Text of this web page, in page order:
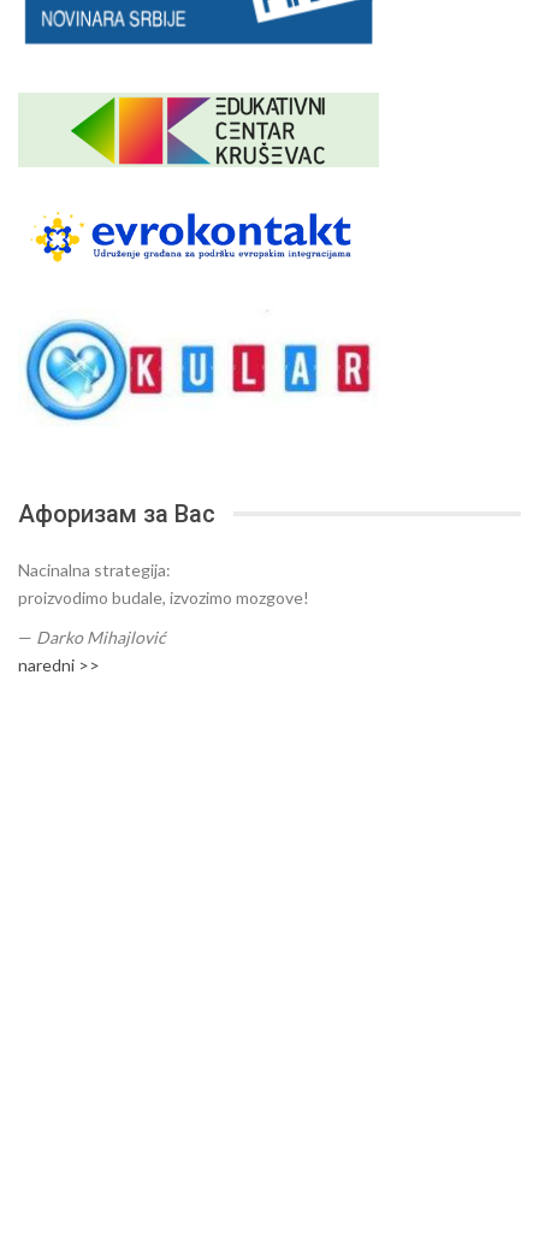
Афоризам за Вас
Nacinalna strategija:
proizvodimo budale, izvozimo mozgove!
— Darko Mihajlović
naredni >>